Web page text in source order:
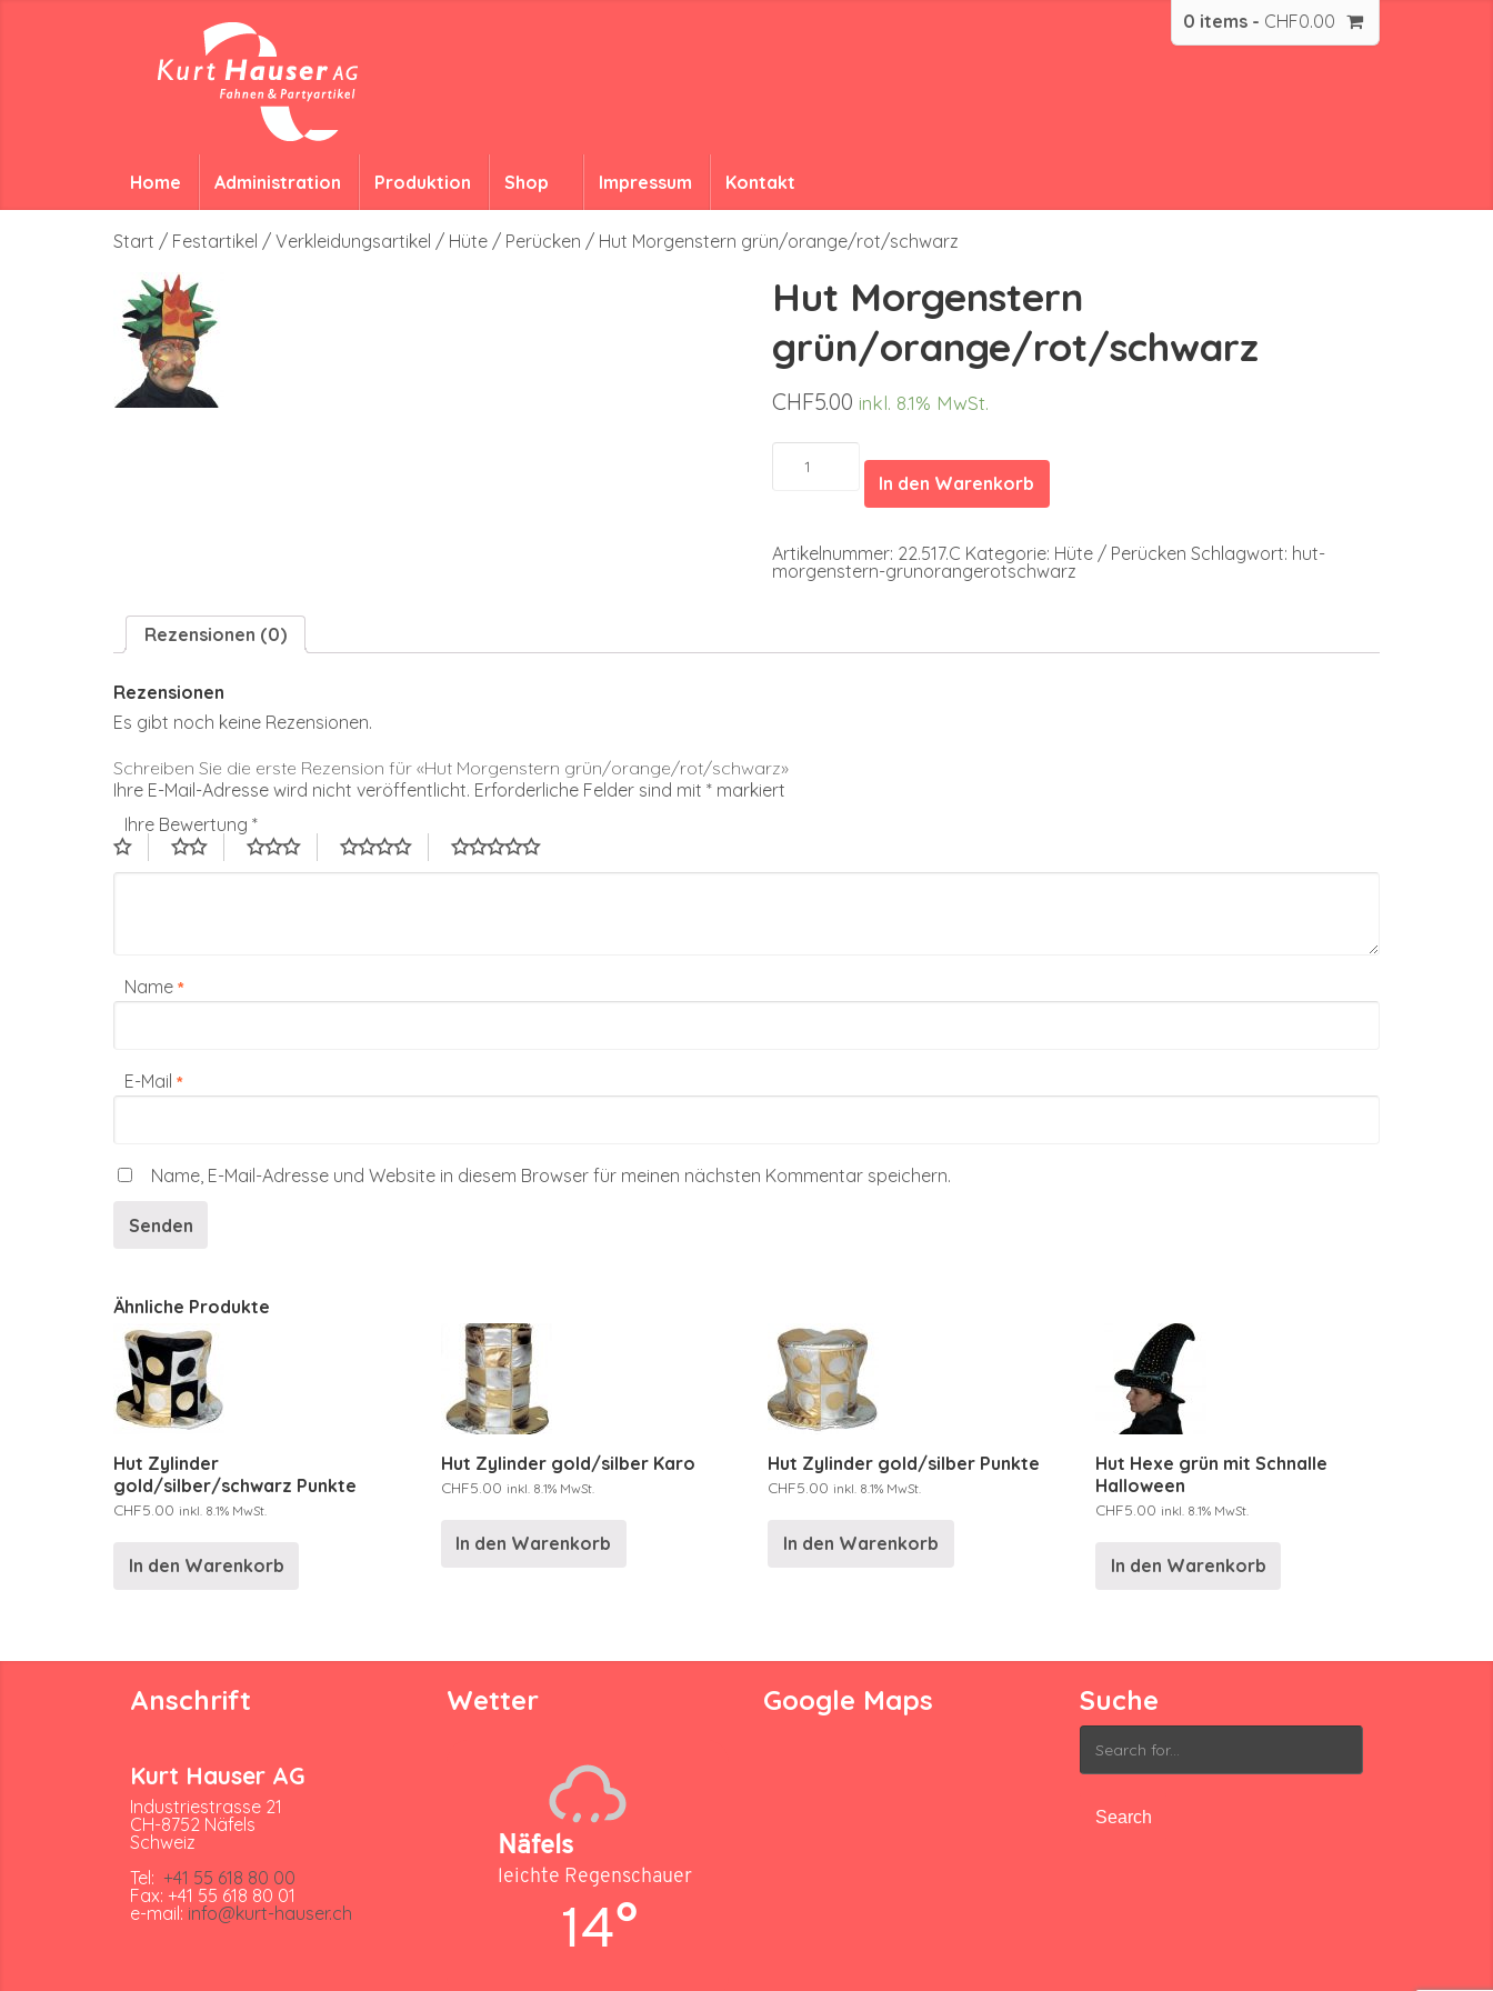
0 items - CHF0.00
Home Administration Produktion Shop Impressum Kontakt
Start / Festartikel / Verkleidungsartikel / Hüte / Perücken / Hut Morgenstern grün/orange/rot/schwarz
Hut Morgenstern
grün/orange/rot/schwarz
CHF5.00 inkl. 8.1% MwSt.
Hut
Morgenstern
grün/orange/rot/schwarz
In den Warenkorb
Artikelnummer: 22.517.C Kategorie: Hüte / Perücken Schlagwort: hut-
morgenstern-grunorangerotschwarz
Rezensionen (0)
Rezensionen
Es gibt noch keine Rezensionen.
Schreiben Sie die erste Rezension für «Hut Morgenstern grün/orange/rot/schwarz»
Ihre E-Mail-Adresse wird nicht veröffentlicht. Erforderliche Felder sind mit * markiert
Ihre Bewertung *
Name *
E-Mail *
Name, E-Mail-Adresse und Website in diesem Browser für meinen nächsten Kommentar speichern.
Ähnliche Produkte
Hut Zylinder
gold/silber/schwarz Punkte
CHF5.00 inkl. 8.1% MwSt.
In den Warenkorb
Hut Zylinder gold/silber Karo
CHF5.00 inkl. 8.1% MwSt.
In den Warenkorb
Hut Zylinder gold/silber Punkte
CHF5.00 inkl. 8.1% MwSt.
In den Warenkorb
Hut Hexe grün mit Schnalle
Halloween
CHF5.00 inkl. 8.1% MwSt.
In den Warenkorb
Anschrift
Kurt Hauser AG
Industriestrasse 21
CH-8752 Näfels
Schweiz
Tel: +41 55 618 80 00
Fax: +41 55 618 80 01
e-mail: info@kurt-hauser.ch
Wetter
Näfels
leichte Regenschauer
14°
Google Maps Suche
Search
for: